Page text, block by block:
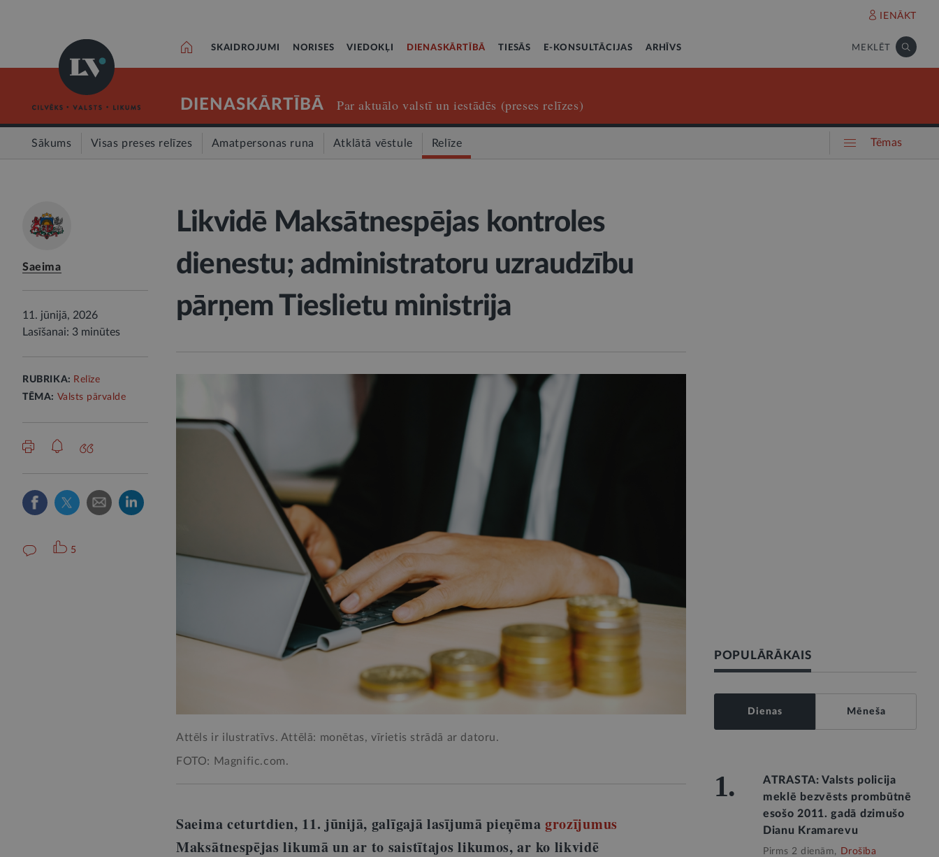
IENĀKT
SKAIDROJUMI NORISES VIEDOKĻI DIENASKĀRTĪBĀ TIESĀS E-KONSULTĀCIJAS ARHĪVS MEKLĒT
DIENASKĀRTĪBĀ Par aktuālo valstī un iestādēs (preses relīzes)
Sākums Visas preses relīzes Amatpersonas runa Atklātā vēstule Relīze Tēmas
Saeima
11. jūnijā, 2026
Lasīšanai: 3 minūtes
RUBRIKA: Relīze
TĒMA: Valsts pārvalde
5
Likvidē Maksātnespējas kontroles
dienestu; administratoru uzraudzību
pārņem Tieslietu ministrija
Attēls ir ilustratīvs. Attēlā: monētas, vīrietis strādā ar datoru.
FOTO: Magnific.com.
Saeima ceturtdien, 11. jūnijā, galīgajā lasījumā pieņēma grozījumus
Maksātnespējas likumā un ar to saistītajos likumos, ar ko likvidē
POPULĀRĀKAIS
Dienas Mēneša
1.
ATRASTA: Valsts policija
meklē bezvēsts prombūtnē
esošo 2011. gadā dzimušo
Dianu Kramarevu
Pirms 2 dienām, Drošība